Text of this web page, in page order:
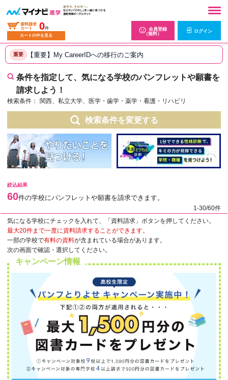
資料請求
カート
0件
カートの中を見る
会員登録
（無料）
ログイン
重要 【重要】My CareerIDへの移行のご案内
条件を指定して、気になる学校のパンフレットや願書を
請求しよう！
検索条件： 関西、私立大学、医学・歯学・薬学・看護・リハビリ
検索条件を変更する
絞込結果
60件の学校にパンフレットや願書を請求できます。
1-30/60件
気になる学校にチェックを入れて、「資料請求」ボタンを押してください。
最大20件まで一度に資料請求することができます。
一部の学校で有料の資料が含まれている場合があります。
次の画面で確認・選択してください。
キャンペーン情報